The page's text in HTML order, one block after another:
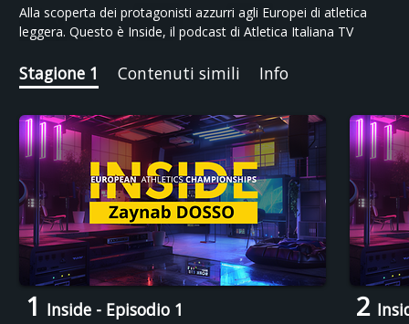
Alla scoperta dei protagonisti azzurri agli Europei di atletica
leggera. Questo è Inside, il podcast di Atletica Italiana TV
Stagione 1 Contenuti simili Info
1 Inside - Episodio 1 2